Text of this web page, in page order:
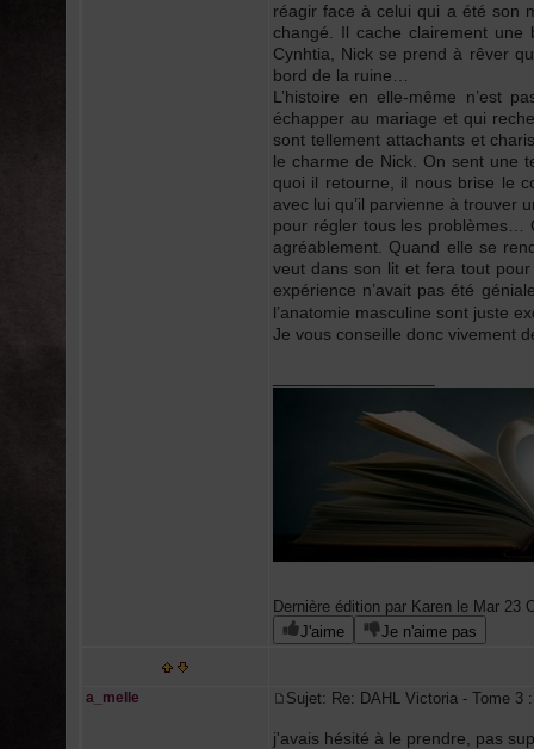
réagir face à celui qui a été son
changé. Il cache clairement une
Cynhtia, Nick se prend à rêver
bord de la ruine…
L’histoire en elle-même n’est
échapper au mariage et qui
sont tellement attachants et
le charme de Nick. On sent une
quoi il retourne, il nous brise le
avec lui qu’il parvienne à trouver
pour régler tous les problèmes…
agréablement. Quand elle se
veut dans son lit et fera tout pour
expérience n’avait pas été
l’anatomie masculine sont juste
Je vous conseille donc vivement
Dernière édition par Karen le Mar 23
J'aime
Je n'aime pas
a_melle Sujet: Re: DAHL Victoria - Tome
j'avais hésité à le prendre, pas